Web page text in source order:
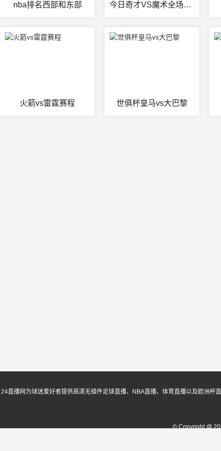
nba排名西部和东部 今日奇才VS魔术全场回放
火箭vs雷霆赛程 世俱杯皇马vs大巴黎
24直播网为球迷爱好者提供高清无插件足球直播、NBA直播、体育直播以及欧洲
© Copyright @